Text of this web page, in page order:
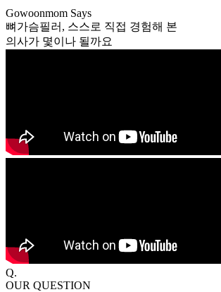
Gowoonmom Says
뼈가슴필러, 스스로 직접 경험해 본
의사가 몇이나 될까요
Q.
OUR QUESTION